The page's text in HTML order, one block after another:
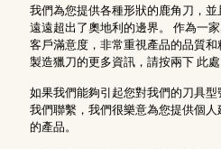
我們為您提供各種形狀的鹿角刀，
遠遠超出了奧地利的邊界。 作為一
客戶滿意度，非常重視產品的品質
製造獵刀的更多資訊，請按兩下此處
如果我們能夠引起您對我們的刀具
我們聯繫，我們很樂意為您提供個
的產品。